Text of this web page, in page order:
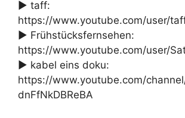
► taff:
https://www.youtube.com/user/
► Frühstücksfernsehen:
https://www.youtube.com/user/
► kabel eins doku:
https://www.youtube.com/
dnFfNkDBReBA